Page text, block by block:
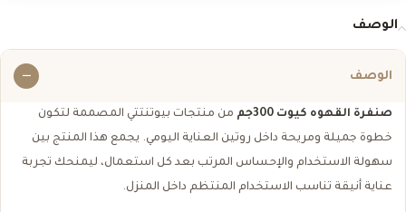
الوصف
الوصف
صنفرة القهوه كيوت 300جم
من منتجات بيوتنتتي المصممة لتكون
خطوة جميلة ومريحة داخل روتين العناية اليومي. يجمع هذا المنتج بين
سهولة الاستخدام والإحساس المرتب بعد كل استعمال، ليمنحك تجربة
عناية أنيقة تناسب الاستخدام المنتظم داخل المنزل.